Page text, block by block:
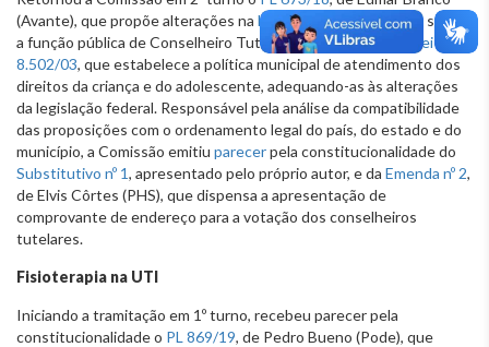
(Avante), que propõe alterações na Lei 6.705/94, que dispõe sobre
a função pública de Conselheiro Tutelar do Município, e na
Lei
8.502/03, que estabelece a política municipal de atendimento dos
direitos da criança e do adolescente, adequando-as às alterações
da legislação federal. Responsável pela análise da compatibilidade
das proposições com o ordenamento legal do país, do estado e do
município, a Comissão emitiu parecerpela constitucionalidade do
Substitutivo nº 1, apresentado pelo próprio autor, e da Emenda nº 2,
de Elvis Côrtes (PHS), que dispensa a apresentação de
comprovante de endereço para a votação dos conselheiros
tutelares.
Fisioterapia na UTI
Iniciando a tramitação em 1º turno, recebeu parecer pela
constitucionalidade o PL 869/19, de Pedro Bueno (Pode), que